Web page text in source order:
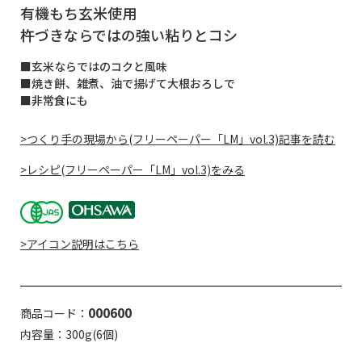
有機もち玄米使用
杵づきならではの強い粘りとコシ
■玄米ならではのコクと風味
■焼き餅、雑煮、油で揚げて大根おろしで
■非常食にも
>つくり手の現場から(フリーペーパー「LM」vol.3)記事を読む
>レシピ(フリーペーパー「LM」vol.3)をみる
>アイコン説明はこちら
商品コード： 000600
内容量：300g(6個)